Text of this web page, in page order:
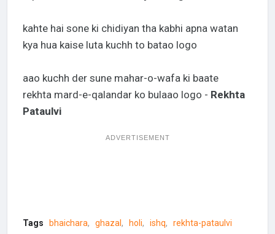
kahte hai sone ki chidiyan tha kabhi apna watan
kya hua kaise luta kuchh to batao logo
aao kuchh der sune mahar-o-wafa ki baate
rekhta mard-e-qalandar ko bulaao logo - Rekhta
Pataulvi
ADVERTISEMENT
Tags bhaichara ghazal holi ishq rekhta-pataulvi